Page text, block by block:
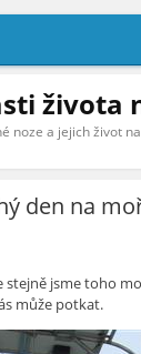
života
noze a jejich život
den na
stejně jsme toho
může potkat.